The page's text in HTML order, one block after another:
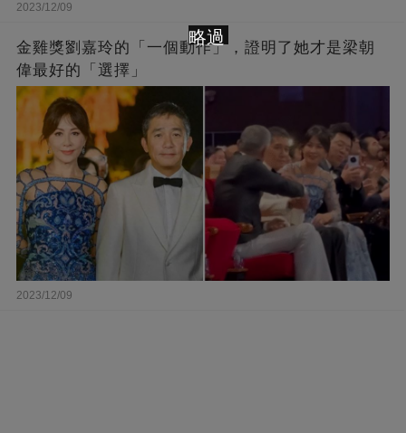
2023/12/09
金雞獎劉嘉玲的「一個動作」，證明了她才是梁朝
偉最好的「選擇」
2023/12/09
略過